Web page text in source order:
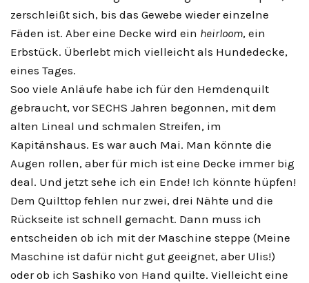
zerschleißt sich, bis das Gewebe wieder einzelne
Fäden ist. Aber eine Decke wird ein heirloom, ein
Erbstück. Überlebt mich vielleicht als Hundedecke,
eines Tages.
Soo viele Anläufe habe ich für den Hemdenquilt
gebraucht, vor SECHS Jahren begonnen, mit dem
alten Lineal und schmalen Streifen, im
Kapitänshaus. Es war auch Mai. Man könnte die
Augen rollen, aber für mich ist eine Decke immer big
deal. Und jetzt sehe ich ein Ende! Ich könnte hüpfen!
Dem Quilttop fehlen nur zwei, drei Nähte und die
Rückseite ist schnell gemacht. Dann muss ich
entscheiden ob ich mit der Maschine steppe (Meine
Maschine ist dafür nicht gut geeignet, aber Ulis!)
oder ob ich Sashiko von Hand quilte. Vielleicht eine